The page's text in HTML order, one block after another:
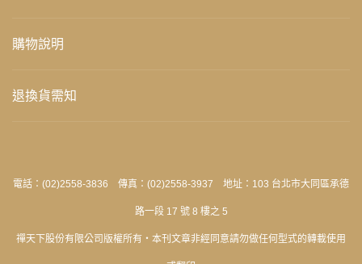
購物說明
退換貨需知
電話：(02)2558-3836 傳真：(02)2558-3937 地址：103 台北市大同區承德
路一段 17 號 8 樓之 5
禪天下股份有限公司版權所有‧本刊文章非經同意請勿做任何型式的轉載使用